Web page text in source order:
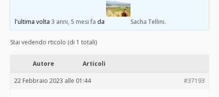
l'ultima volta3 anni, 5 mesi fa da Sacha Tellini.
Stai vedendo rticolo (di 1 totali)
Autore Articoli
22 Febbraio 2023 alle 01:44 #37193